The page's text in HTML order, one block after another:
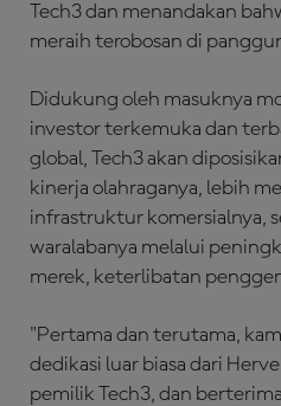
Tech3 dan menandakan
meraih terobosan di
Didukung oleh masuknya
investor terkemuka dan
global, Tech3 akan
kinerja olahraganya, lebih
infrastruktur komersialnya,
waralabanya melalui
merek, keterlibatan
"Pertama dan terutama,
dedikasi luar biasa dari
pemilik Tech3, dan